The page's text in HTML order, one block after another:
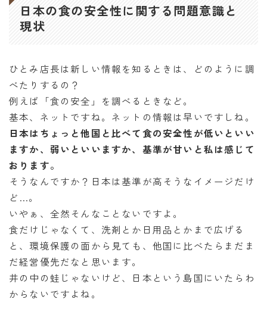
日本の食の安全性に関する問題意識と
現状
ひとみ店長は新しい情報を知るときは、どのように調
べたりするの？
例えば「食の安全」を調べるときなど。
基本、ネットですね。ネットの情報は早いですしね。
日本はちょっと他国と比べて食の安全性が低いといい
ますか、弱いといいますか、基準が甘いと私は感じて
おります。
そうなんですか？日本は基準が高そうなイメージだけ
ど…。
いやぁ、全然そんなことないですよ。
食だけじゃなくて、洗剤とか日用品とかまで広げる
と、環境保護の面から見ても、他国に比べたらまだま
だ経営優先だなと思います。
井の中の蛙じゃないけど、日本という島国にいたらわ
からないですよね。